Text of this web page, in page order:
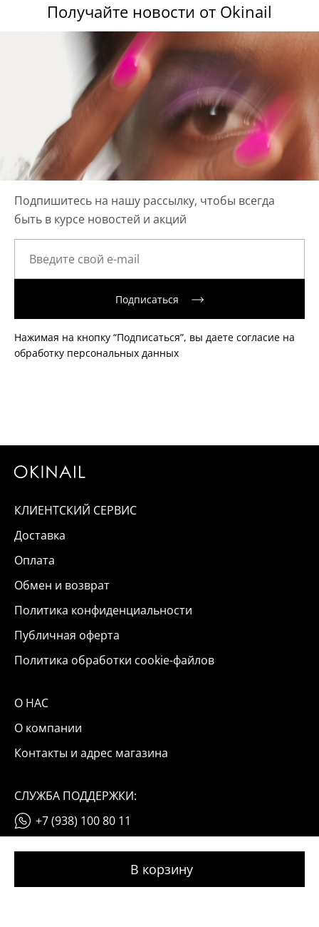
Получайте новости от Okinail
Подпишитесь на нашу рассылку, чтобы всегда
быть в курсе новостей и акций
Подписаться
Нажимая на кнопку “Подписаться”, вы даете согласие на
обработку персональных данных
КЛИЕНТСКИЙ СЕРВИС
Доставка
Оплата
Обмен и возврат
Политика конфиденциальности
Публичная оферта
Политика обработки cookie-файлов
О НАС
О компании
Контакты и адрес магазина
СЛУЖБА ПОДДЕРЖКИ:
+7 (938) 100 80 11
© 2026 OKINAIL